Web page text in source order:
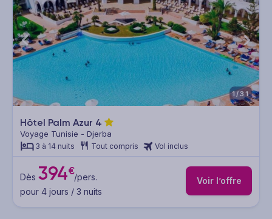
1/31
Hôtel Palm Azur 4
Voyage Tunisie - Djerba
3 à 14 nuits Tout compris Vol inclus
Dès 394€/pers.
pour 4 jours / 3 nuits
Voir l’offre